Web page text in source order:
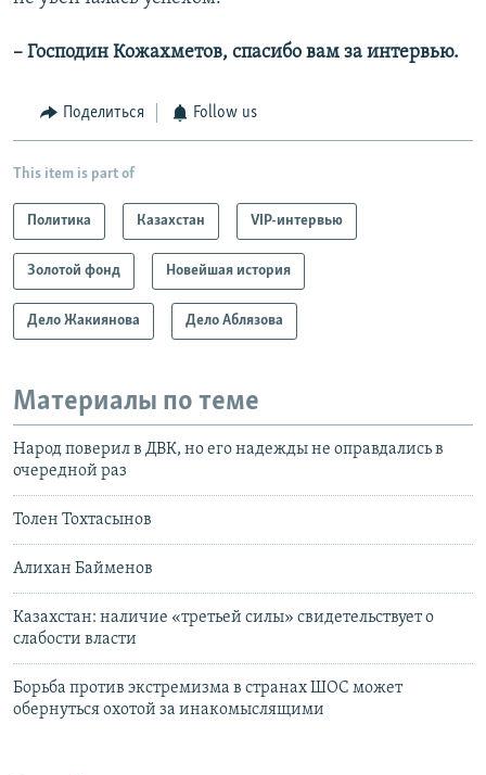
– Господин Кожахметов, спасибо вам за интервью.
Поделиться Follow us
This item is part of
Политика Казахстан VIP-интервью
Золотой фонд Новейшая история
Дело Жакиянова Дело Аблязова
Материалы по теме
Народ поверил в ДВК, но его надежды не оправдались в
очередной раз
Толен Тохтасынов
Алихан Байменов
Казахстан: наличие «третьей силы» свидетельствует о
слабости власти
Борьба против экстремизма в странах ШОС может
обернуться охотой за инакомыслящими